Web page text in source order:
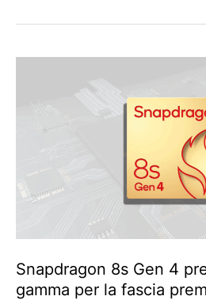
Snapdragon 8s Gen 4
gamma per la fascia